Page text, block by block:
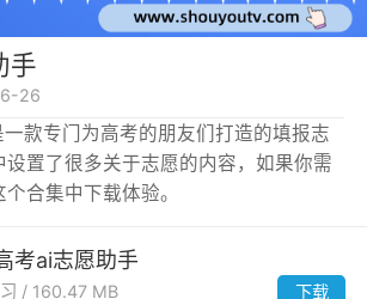
手
26
款专门为高考的朋友们打造的填报志
设置了很多关于志愿的内容，如果你需
合集中下载体验。
考ai志愿助手
/ 160.47 MB
下载